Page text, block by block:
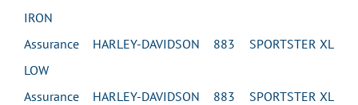
IRON
Assurance HARLEY-DAVIDSON 883 SPORTSTER XL
LOW
Assurance HARLEY-DAVIDSON 883 SPORTSTER XL